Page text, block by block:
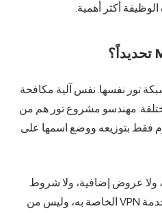
أكثر أهمية.
نفسها. نفس آلية مكافحة
مهندسو مشروع تور هم من
بتوزيعه ووضع اسمها على
عروض إضافية، ولا شروط
خفية. يربح Mullvad المال من خدمة VPN الخاصة به، وليس من